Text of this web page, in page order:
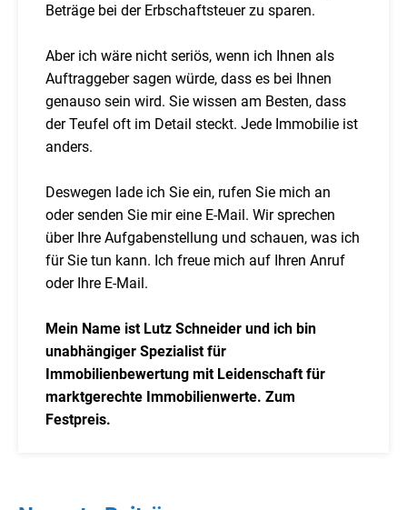
Beträge bei der Erbschaftsteuer zu sparen.
Aber ich wäre nicht seriös, wenn ich Ihnen als
Auftraggeber sagen würde, dass es bei Ihnen
genauso sein wird. Sie wissen am Besten, dass
der Teufel oft im Detail steckt. Jede Immobilie ist
anders.
Deswegen lade ich Sie ein, rufen Sie mich an
oder senden Sie mir eine E-Mail. Wir sprechen
über Ihre Aufgabenstellung und schauen, was ich
für Sie tun kann. Ich freue mich auf Ihren Anruf
oder Ihre E-Mail.
Mein Name ist Lutz Schneider und ich bin
unabhängiger Spezialist für
Immobilienbewertung mit Leidenschaft für
marktgerechte Immobilienwerte. Zum
Festpreis.